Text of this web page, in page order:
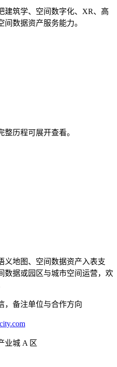
建筑学、空间数字化、XR、高
数据资产服务能力。
历程可展开查看。
义地图、空间数据资产入表支
数据或园区与城市空间运营，欢
，备注单位与合作方向
业城 A 区